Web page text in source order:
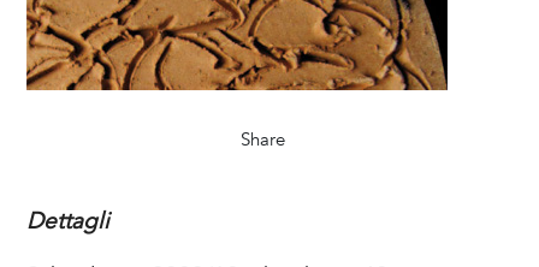
Share
Dettagli